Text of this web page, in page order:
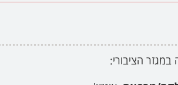
הציבורי: